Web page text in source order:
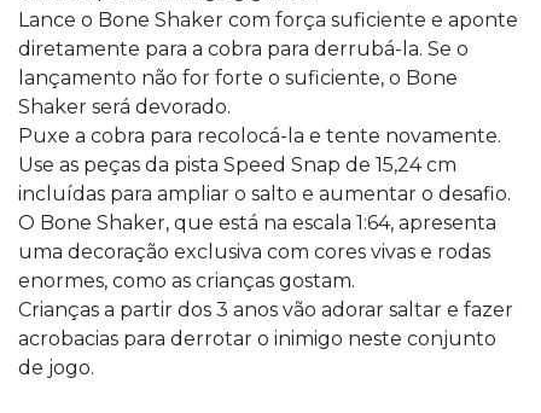
Lance o Bone Shaker com força suficiente e aponte
diretamente para a cobra para derrubá-la. Se o
lançamento não for forte o suficiente, o Bone
Shaker será devorado.
Puxe a cobra para recolocá-la e tente novamente.
Use as peças da pista Speed Snap de 15,24 cm
incluídas para ampliar o salto e aumentar o desafio.
O Bone Shaker, que está na escala 1:64, apresenta
uma decoração exclusiva com cores vivas e rodas
enormes, como as crianças gostam.
Crianças a partir dos 3 anos vão adorar saltar e fazer
acrobacias para derrotar o inimigo neste conjunto
de jogo.